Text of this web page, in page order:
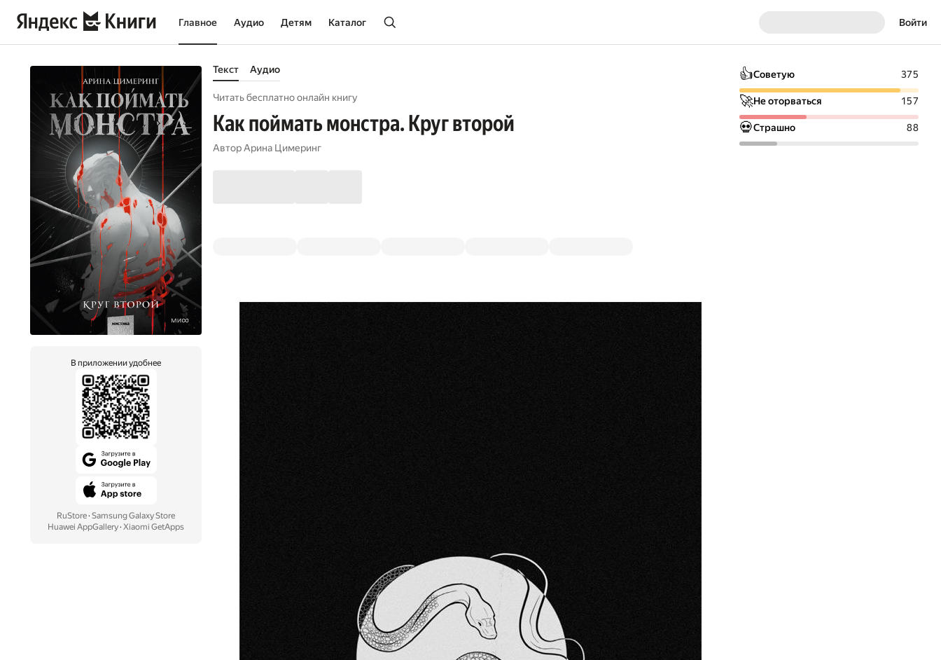
Главное Аудио Детям Каталог Войти
В приложении удобнее
RuStore· Samsung Galaxy Store
Huawei AppGallery· Xiaomi GetApps
Текст Аудио
Читать бесплатно онлайн книгу
Как поймать монстра. Круг второй
АвторАрина Цимеринг
👍Советую 375
🚀Не оторваться 157
💀Страшно 88